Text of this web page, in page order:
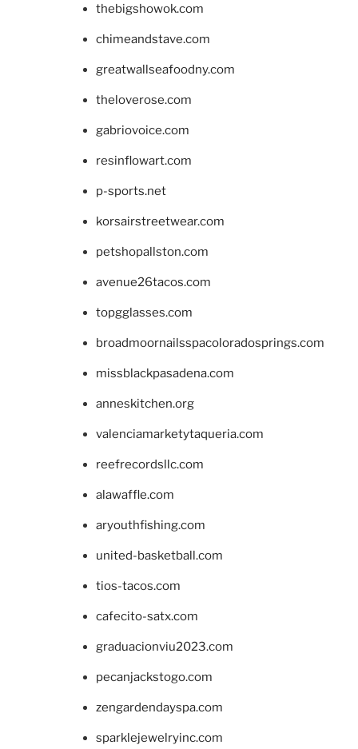
thebigshowok.com
chimeandstave.com
greatwallseafoodny.com
theloverose.com
gabriovoice.com
resinflowart.com
p-sports.net
korsairstreetwear.com
petshopallston.com
avenue26tacos.com
topgglasses.com
broadmoornailsspacoloradosprings.com
missblackpasadena.com
anneskitchen.org
valenciamarketytaqueria.com
reefrecordsllc.com
alawaffle.com
aryouthfishing.com
united-basketball.com
tios-tacos.com
cafecito-satx.com
graduacionviu2023.com
pecanjackstogo.com
zengardendayspa.com
sparklejewelryinc.com